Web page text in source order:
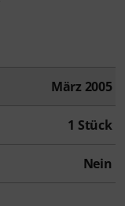
März 2005
1 Stück
Nein